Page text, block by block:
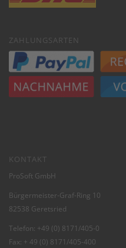
ZAHLUNGSARTEN
KONTAKT
ProSoft GmbH
Bürgermeister-Graf-Ring 10
82538 Geretsried
Telefon: +49 (0) 8171/405-0
Fax: + 49 (0) 8171/405-400